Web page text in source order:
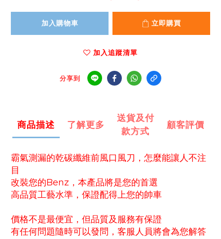
加入購物車 立即購買
加入追蹤清單
分享到
商品描述 了解更多
送貨及付
款方式
顧客評價
霸氣測漏的乾碳纖維前風口風刀，怎麼能讓人不注
目
改裝您的Benz，本產品將是您的首選
高品質工藝水準，保證配得上您的帥車
價格不是最便宜，但品質及服務有保證
有任何問題隨時可以發問，客服人員將會為您解答